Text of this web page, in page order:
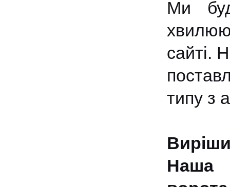
Ми
сайті.
типу з
Наша